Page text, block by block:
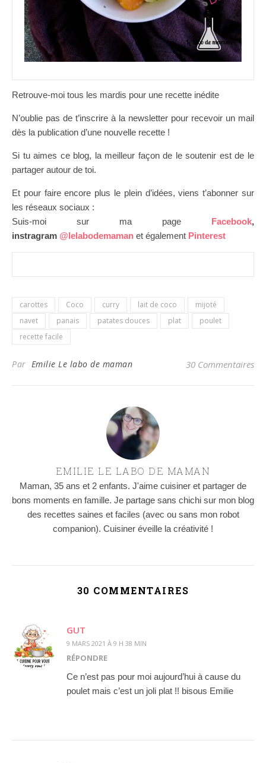
Retrouve-moi tous les mardis pour une recette inédite
N’oublie pas de t’inscrire à la newsletter pour recevoir un mail
dès la publication d’une nouvelle recette !
Si tu aimes ce blog, la meilleur façon de le soutenir est de le
partager autour de toi.
Et pour faire encore plus le plein d’idées, viens t’abonner sur
les réseaux sociaux :
Suis-moi sur ma page Facebook,
instragram @lelabodemaman et également Pinterest
carottes Coco curry lait de coco
mijoté
navet
panais patates douces plat
poulet
recette facile
Par Emilie Le labo de maman 30 Commentaires
EMILIE LE LABO DE MAMAN
Maman, 35 ans et 2 enfants. J'aime cuisiner et partager de
bons moments en famille. Je partage sans chichi sur mon blog
des recettes saines et faciles (avec ou sans mon robot
companion). Cuisiner éveille la créativité !
30 COMMENTAIRES
GUT
9 MARS 2021 À 9 H 38 MIN
RÉPONDRE
Ce n’est pas pour moi aujourd’hui à cause du
poulet mais c’est un joli plat !! bisous Emilie